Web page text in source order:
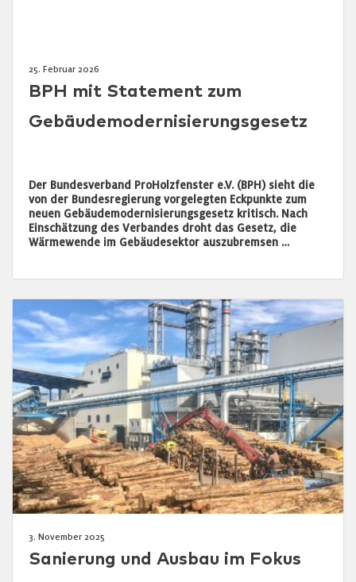
25. Februar 2026
BPH mit Statement zum
Gebäudemodernisierungsgesetz
Der Bundesverband ProHolzfenster e.V. (BPH) sieht die
von der Bundesregierung vorgelegten Eckpunkte zum
neuen Gebäudemodernisierungsgesetz kritisch. Nach
Einschätzung des Verbandes droht das Gesetz, die
Wärmewende im Gebäudesektor auszubremsen …
3. November 2025
Sanierung und Ausbau im Fokus